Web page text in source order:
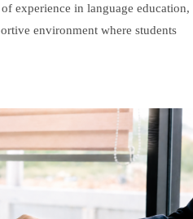
experience in language education,
environment where students